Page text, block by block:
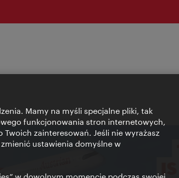
Mamy na myśli specjalne pliki, tak
funkcjonowania stron internetowych,
zainteresowań. Jeśli nie wyrażasz
ustawienia domyślne w